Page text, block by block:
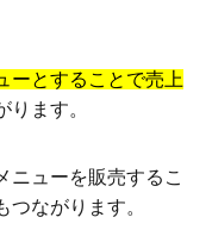
ーとすることで売上
ります。
ニューを販売するこ
ながります。